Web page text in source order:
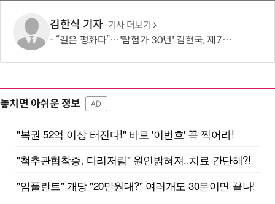
김한식 기자 기사 더보기
“길은 평화다”…'탐험가 30년' 김현국, 제7차 유라시아 대륙횡단 나선다
놓치면 아쉬운 정보 AD